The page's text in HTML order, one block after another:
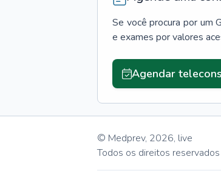
Se você procura por um
e exames por valores
Agendar
© Medprev, 2026, live
Todos os direitos reservados